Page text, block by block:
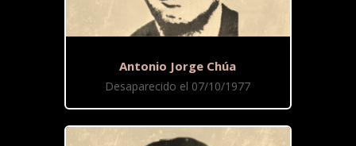
Antonio Jorge Chúa
Desaparecido el 07/10/1977